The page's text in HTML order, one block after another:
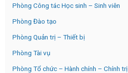
Phòng Công tác Học sinh – Sinh viên
Phòng Đào tạo
Phòng Quản trị – Thiết bị
Phòng Tài vụ
Phòng Tổ chức – Hành chính – Chính trị